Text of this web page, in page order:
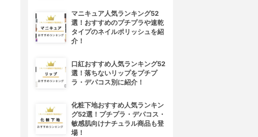
マニキュア人気ランキング52
選！おすすめのプチプラや速乾
タイプのネイルポリッシュを紹
介！
口紅おすすめ人気ランキング52
選！落ちないリップをプチプ
ラ・デパコス別に紹介！
化粧下地おすすめ人気ランキン
グ52選！プチプラ・デパコス・
敏感肌向けナチュラル商品も登
場！